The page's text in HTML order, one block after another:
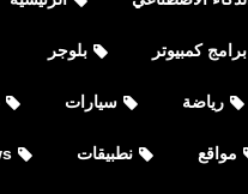
برامج كمبيوتر بلوجر
رياضة سيارات
مواقع نطبيقات